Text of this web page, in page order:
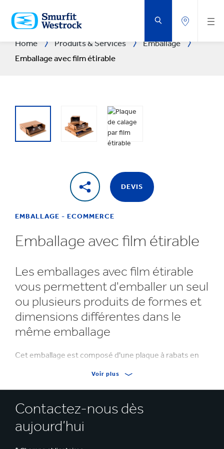
AU
CONTENU
PRINCIPAL
Home Produits & Services
Emballage
Emballage avec film étirable
DEVIS
EMBALLAGE - ECOMMERCE
Emballage avec film étirable
Les emballages avec film étirable
vous permettent d'emballer un seul
ou plusieurs produits de formes et
dimensions différentes dans le
même emballage
Cet emballage est composé d'une plaque à rabats en
est attaché, et d'une boîte extérieure.
Les emballages avec film étirable bénéficient d'une
utilisation facile et rapide et ils conviennent
parfaitement aux distributeurs ou fabricants qui
Voir plus
Contactez-nous dès
aujourd’hui